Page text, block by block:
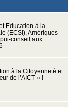
Education à la
(ECSI), Amériques
conseil aux
à la Citoyenneté et
de l’AICT » !